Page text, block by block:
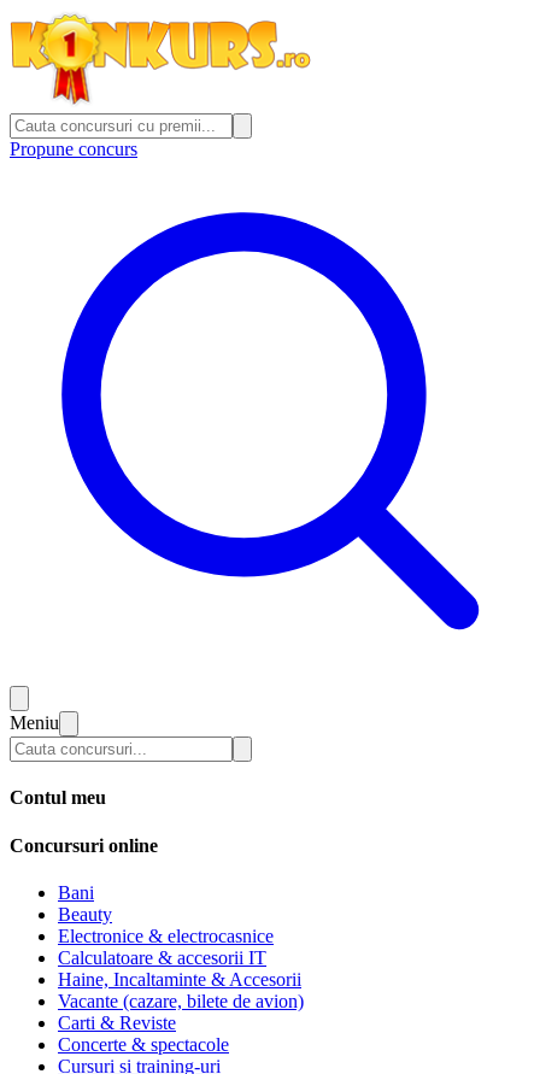
Propune concurs
Meniu
Contul meu
Concursuri online
Bani
Beauty
Electronice & electrocasnice
Calculatoare & accesorii IT
Haine, Incaltaminte & Accesorii
Vacante (cazare, bilete de avion)
Carti & Reviste
Concerte & spectacole
Cursuri si training-uri